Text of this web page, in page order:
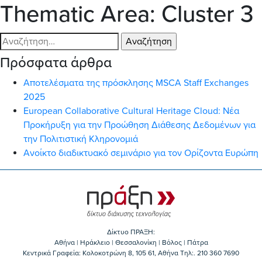
Thematic Area: Cluster 3
Αναζήτηση
για:
Πρόσφατα άρθρα
Αποτελέσματα της πρόσκλησης MSCA Staff Exchanges
2025
European Collaborative Cultural Heritage Cloud: Νέα
Προκήρυξη για την Προώθηση Διάθεσης Δεδομένων για
την Πολιτιστική Κληρονομιά
Ανοίκτο διαδικτυακό σεμινάριο για τον Ορίζοντα Ευρώπη
Δίκτυο ΠΡΑΞΗ:
Αθήνα | Ηράκλειο | Θεσσαλονίκη | Βόλος | Πάτρα
Κεντρικά Γραφεία: Kολοκοτρώνη 8, 105 61, Αθήνα Τηλ:. 210 360 7690